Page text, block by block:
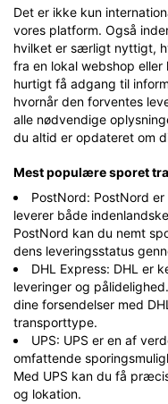
Det er ikke kun
vores platform. Også
hvilket er særligt nyttigt,
fra en lokal webshop
hurtigt få adgang til
hvornår den forventes
alle nødvendige
du altid er opdateret om
Mest populære sporet
PostNord: PostNord
leverer både
PostNord kan du nemt
dens leveringsstatus
DHL Express: DHL er
leveringer og
dine forsendelser med
transporttype.
UPS: UPS er en af
omfattende
Med UPS kan du få
og lokation.